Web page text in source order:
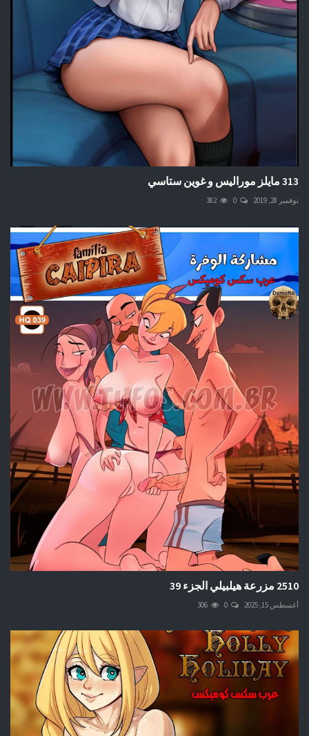
313 مايلز موراليس و غوين ستاسي
نوفمبر 28, 2019 0
382
2510 مزرعة هيلبيلي الجزء 39
أغسطس 15, 2025 0
306